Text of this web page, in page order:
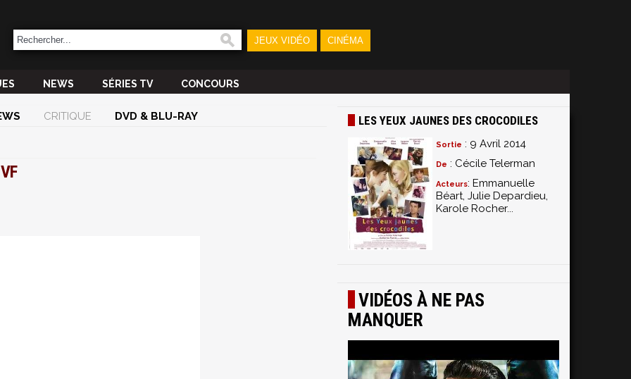
JEUX VIDÉO CINÉMA
NEWS SÉRIES TV CONCOURS
CRITIQUE DVD & BLU-RAY LES YEUX JAUNES DES CROCODILES
Sortie : 9 Avril 2014
De : Cécile Telerman
Acteurs: Emmanuelle
Béart, Julie Depardieu,
Karole Rocher...
VIDÉOS À NE PAS
MANQUER